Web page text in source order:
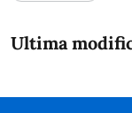
Ultima